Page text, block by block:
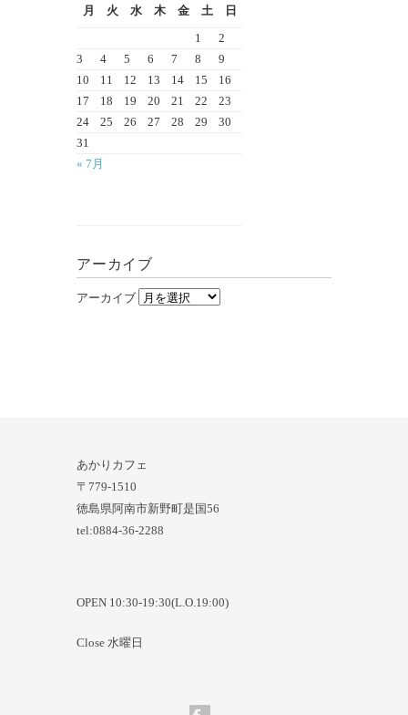
月
火 水 木 金 土 日
« 7月
1
2
3
4 5 6 7 8
9
10
11 12 13 14 15
16
17
18 19 20 21 22
23
24
25 26 27 28 29
30
31
アーカイブ
アーカイブ
あかりカフェ
〒779-1510
徳島県阿南市新野町是国56
tel:0884-36-2288
OPEN 10:30-19:30(L.O.19:00)
Close 水曜日